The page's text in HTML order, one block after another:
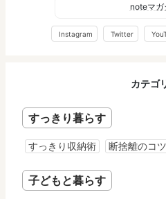
noteマガ
Instagram Twitter
カテゴ
すっきり暮らす
すっきり収納術 断捨離のコツ
子どもと暮らす